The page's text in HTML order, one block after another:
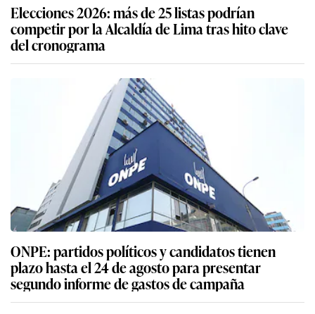
Elecciones 2026: más de 25 listas podrían
competir por la Alcaldía de Lima tras hito clave
del cronograma
ONPE: partidos políticos y candidatos tienen
plazo hasta el 24 de agosto para presentar
segundo informe de gastos de campaña